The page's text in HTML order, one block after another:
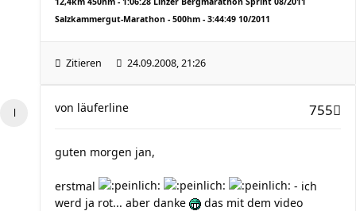
Salzkammergut-Marathon - 500hm - 3:44:49 10/2011
Zitieren 24.09.2008, 21:26
755
von läuferline
guten morgen jan,
erstmal
- ich
werd ja rot... aber danke
das mit dem video